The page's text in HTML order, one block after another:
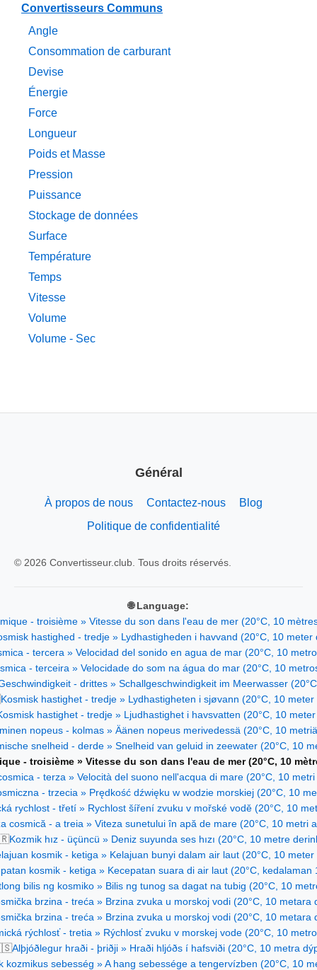
Convertisseurs Communs
Angle
Consommation de carburant
Devise
Énergie
Force
Longueur
Poids et Masse
Pression
Puissance
Stockage de données
Surface
Température
Temps
Vitesse
Volume
Volume - Sec
Général
À propos de nous Contactez-nous
Blog
Politique de confidentialité
© 2026 Convertisseur.club. Tous droits réservés.
🌐 Language:
- troisième » Vitesse du son dans l'eau de mer (20°C, 10
hastighed - tredje » Lydhastigheden i havvand (20°C, 10 meter
- tercera » Velocidad del sonido en agua de mar (20°C, 10
- terceira » Velocidade do som na água do mar (20°C, 10
- drittes » Schallgeschwindigkeit im Meerwasser
Kosmisk hastighet - tredje » Lydhastigheten i sjøvann (20°C, 10 meter
hastighet - tredje » Ljudhastighet i havsvatten (20°C, 10
nopeus - kolmas » Äänen nopeus merivedessä (20°C, 10
snelheid - derde » Snelheid van geluid in zeewater (20°C, 10
- troisième » Vitesse du son dans l'eau de mer (20°C, 10
- terza » Velocità del suono nell'acqua di mare (20°C, 10
- trzecia » Prędkość dźwięku w wodzie morskiej (20°C, 10
rychlost - třetí » Rychlost šíření zvuku v mořské vodě (20°C, 10
cosmică - a treia » Viteza sunetului în apă de mare (20°C, 10 metri
Kozmik hız - üçüncü » Deniz suyunda ses hızı (20°C, 10 metre
kosmik - ketiga » Kelajuan bunyi dalam air laut (20°C, 10 meter
kosmik - ketiga » Kecepatan suara di air laut (20°C, kedalaman
bilis ng kosmiko » Bilis ng tunog sa dagat na tubig (20°C, 10
brzina - treća » Brzina zvuka u morskoj vodi (20°C, 10 metara
brzina - treća » Brzina zvuka u morskoj vodi (20°C, 10 metara
rýchlosť - tretia » Rýchlosť zvuku v morskej vode (20°C, 10
Alþjóðlegur hraði - þriðji » Hraði hljóðs í hafsviði (20°C, 10 metra
kozmikus sebesség » A hang sebessége a tengervízben (20°C, 10